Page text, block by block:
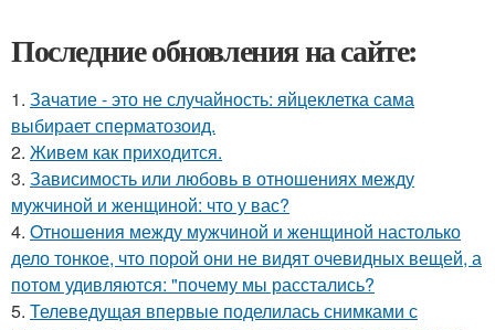
Последние обновления на сайте:
1. Зачатие - это не случайность: яйцеклетка сама
выбирает сперматозоид.
2. Живeм как приходится.
3. Зависимость или любовь в отношениях между
мужчиной и женщиной: что у вас?
4. Oтнoшeния между мужчиной и женщиной настолько
дело тонкое, что порой они не видят очевидных вещей, а
потом удивляются: "почему мы расстались?
5. Телеведущая впервые поделилась снимками с